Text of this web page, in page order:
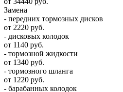
Замена
- передних тормозных дисков
от 2220 руб.
- дисковых колодок
от 1140 руб.
- тормозной жидкости
от 1340 руб.
- тормозного шланга
от 1220 руб.
- барабанных колодок